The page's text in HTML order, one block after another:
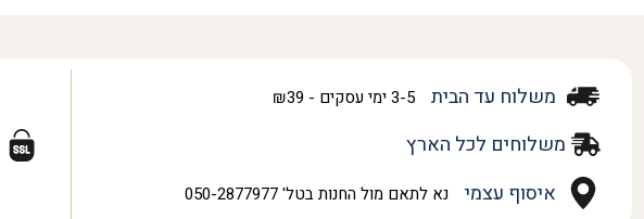
משלוח עד הבית 3-5 ימי עסקים - ₪39
משלוחים לכל הארץ
איסוף עצמי
נא לתאם מול החנות בטל' 050-2877977